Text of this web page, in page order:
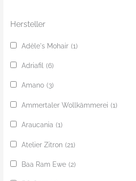
Hersteller
Adèle's Mohair (1)
Adriafil (6)
Amano (3)
Ammertaler Wollkämmerei (1)
Araucania (1)
Atelier Zitron (21)
Baa Ram Ewe (2)